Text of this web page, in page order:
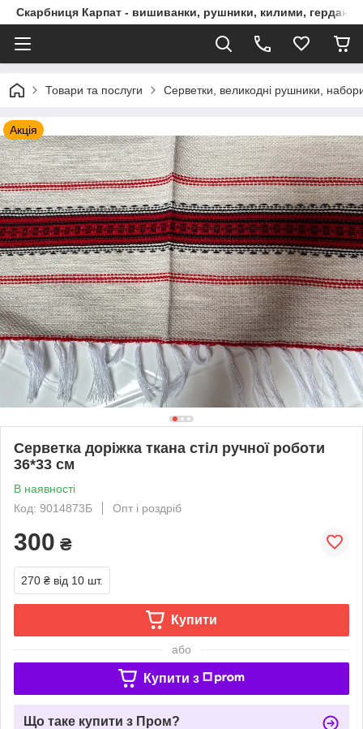
Скарбниця Карпат - вишиванки, рушники, килими, гердани,
Товари та послуги Серветки, великодні рушники,
Акція
Серветка доріжка ткана стіл ручної роботи
36*33 см
В наявності
Код: 9014873Б
Опт і роздріб
300 ₴
270 ₴ від 10 шт.
Купити
або
Купити з
Що таке купити з Пром?